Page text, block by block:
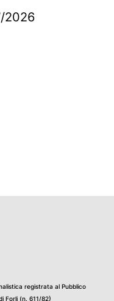
2026
registrata al Pubblico
Forli (n. 611/82)